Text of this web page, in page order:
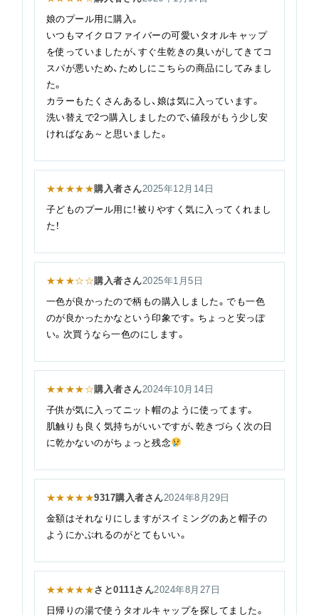
娘のプール用に購入。
いつもマイクロファイバーの可愛いタオルキャップ
を使っていましたが、すぐ生乾きの臭いがしてきてコ
スパが悪いため、ためしにこちらの商品にしてみまし
た。
カラーもたくさんあるし、娘は気に入っています。
洗い替えで2つ購入しましたので、値段がもう少し安
ければなあ～と思いました。
★★★★★購入者さん2025年12月14日
子どものプール用に！被りやすく気に入ってくれまし
た！
★★★☆☆購入者さん2025年1月5日
一色が良かったので柄もの購入しました。でも一色
のが良かったかなという印象です。ちょっと安っぽ
い。次買うなら一色のにします。
★★★★☆購入者さん2024年10月14日
子供が気に入ってニット帽のように使ってます。
肌触りも良く気持ちがいいですが、乾きづらく次の日
に乾かないのがちょっと残念
★★★★★9317購入者さん2024年8月29日
金額はそれなりにしますがスイミングのあと帽子の
ようにかぶれるのがとてもいい。
★★★★★さと0111さん2024年8月27日
日帰りの湯で使うタオルキャップを探してました。